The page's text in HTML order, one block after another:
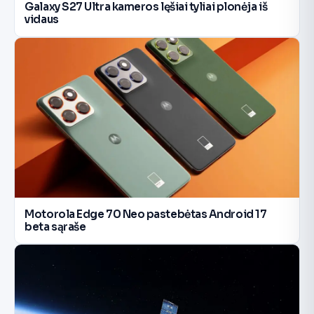
Galaxy S27 Ultra kameros lęšiai tyliai plonėja iš
vidaus
Motorola Edge 70 Neo pastebėtas Android 17
beta sąraše